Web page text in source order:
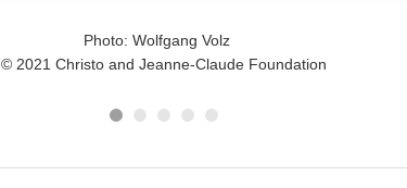
Photo: Wolfgang Volz
© 2021 Christo and Jeanne-Claude Foundation